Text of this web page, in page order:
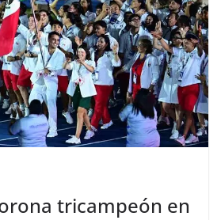
tricampeón en